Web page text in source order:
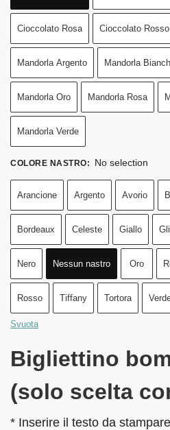
Cioccolato Rosa Cioccolato Rosso
Mandorla Argento Mandorla
Mandorla Oro Mandorla Rosa
Mandorla Verde
COLORE NASTRO: No selection
Arancione Argento Avorio
Bordeaux Celeste Giallo
Nero Nessun nastro Oro
Rosso Tiffany Tortora
Svuota
Bigliettino
(solo scelta
* Inserire il testo da